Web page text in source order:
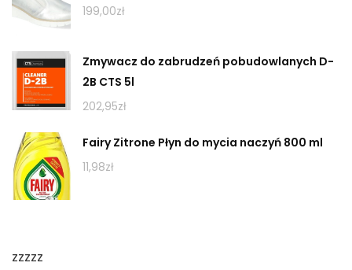
199,00zł
Zmywacz do zabrudzeń pobudowlanych D-
2B CTS 5l
202,95zł
Fairy Zitrone Płyn do mycia naczyń 800 ml
11,98zł
zzzzz